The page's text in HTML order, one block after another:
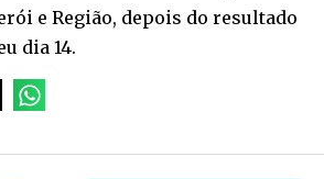
e Região, depois do resultado
dia 14.